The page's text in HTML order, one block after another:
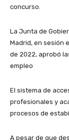
concurso.
La Junta de
Madrid, en sesión
de 2022, aprobó
empleo
El sistema de
profesionales y
procesos de
A pesar de que